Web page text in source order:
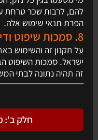
להם, לרבות שכר טרחת
הפרת תנאי שימוש אלה.
8. סמכות שיפוט ודין חל
על תקנון זה והשימוש
ישראל. סמכות השיפוט
זה תהיה נתונה לבתי
חלק ב':